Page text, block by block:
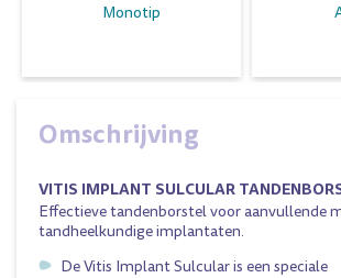
Monotip
Omschrijving
VITIS IMPLANT SULCULAR
Effectieve tandenborstel voor aanvullende
tandheelkundige implantaten.
De Vitis Implant Sulcular is een speciale